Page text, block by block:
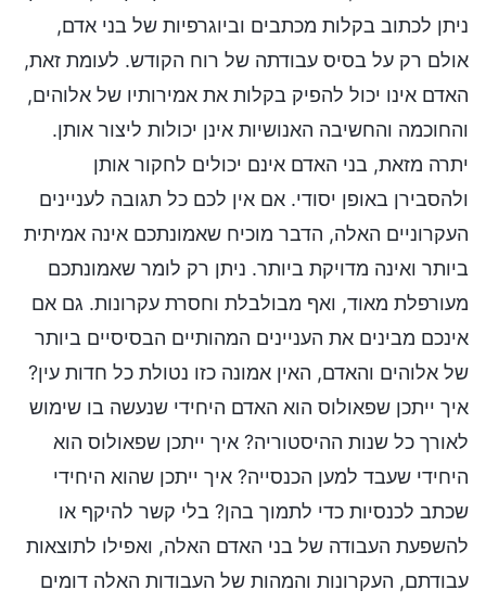
ניתן לכתוב בקלות מכתבים וביוגרפיות של בני אדם,
אולם רק על בסיס עבודתה של רוח הקודש. לעומת זאת,
האדם אינו יכול להפיק בקלות את אמירותיו של אלוהים,
והחוכמה והחשיבה האנושיות אינן יכולות ליצור אותן.
יתרה מזאת, בני האדם אינם יכולים לחקור אותן
ולהסבירן באופן יסודי. אם אין לכם כל תגובה לעניינים
העקרוניים האלה, הדבר מוכיח שאמונתכם אינה אמיתית
ביותר ואינה מדויקת ביותר. ניתן רק לומר שאמונתכם
מעורפלת מאוד, ואף מבולבלת וחסרת עקרונות. גם אם
אינכם מבינים את העניינים המהותיים הבסיסיים ביותר
של אלוהים והאדם, האין אמונה כזו נטולת כל חדות עין?
איך ייתכן שפאולוס הוא האדם היחידי שנעשה בו שימוש
לאורך כל שנות ההיסטוריה? איך ייתכן שפאולוס הוא
היחידי שעבד למען הכנסייה? איך ייתכן שהוא היחידי
שכתב לכנסיות כדי לתמוך בהן? בלי קשר להיקף או
להשפעת העבודה של בני האדם האלה, ואפילו לתוצאות
עבודתם, העקרונות והמהות של העבודות האלה דומים